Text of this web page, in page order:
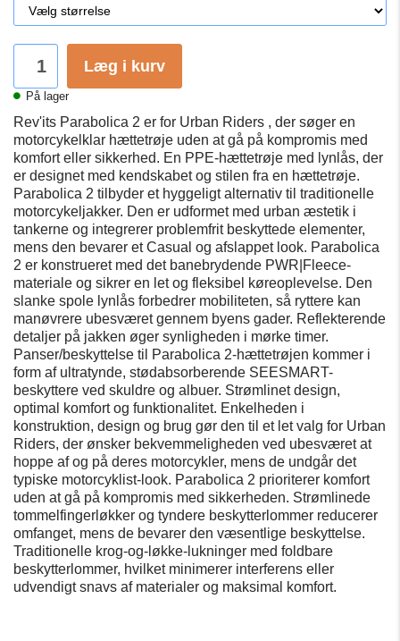
Læg i kurv
På lager
Rev'its Parabolica 2 er for Urban Riders , der søger en
motorcykelklar hættetrøje uden at gå på kompromis med
komfort eller sikkerhed. En PPE-hættetrøje med lynlås, der
er designet med kendskabet og stilen fra en hættetrøje.
Parabolica 2 tilbyder et hyggeligt alternativ til traditionelle
motorcykeljakker. Den er udformet med urban æstetik i
tankerne og integrerer problemfrit beskyttede elementer,
mens den bevarer et Casual og afslappet look. Parabolica
2 er konstrueret med det banebrydende PWR|Fleece-
materiale og sikrer en let og fleksibel køreoplevelse. Den
slanke spole lynlås forbedrer mobiliteten, så ryttere kan
manøvrere ubesværet gennem byens gader. Reflekterende
detaljer på jakken øger synligheden i mørke timer.
Panser/beskyttelse til Parabolica 2-hættetrøjen kommer i
form af ultratynde, stødabsorberende SEESMART-
beskyttere ved skuldre og albuer. Strømlinet design,
optimal komfort og funktionalitet. Enkelheden i
konstruktion, design og brug gør den til et let valg for Urban
Riders, der ønsker bekvemmeligheden ved ubesværet at
hoppe af og på deres motorcykler, mens de undgår det
typiske motorcyklist-look. Parabolica 2 prioriterer komfort
uden at gå på kompromis med sikkerheden. Strømlinede
tommelfingerløkker og tyndere beskytterlommer reducerer
omfanget, mens de bevarer den væsentlige beskyttelse.
Traditionelle krog-og-løkke-lukninger med foldbare
beskytterlommer, hvilket minimerer interferens eller
udvendigt snavs af materialer og maksimal komfort.